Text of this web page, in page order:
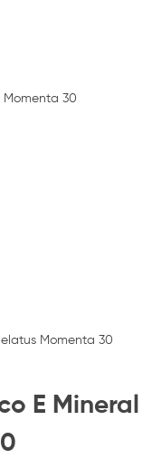
Momenta 30
Momenta 30
E Mineral